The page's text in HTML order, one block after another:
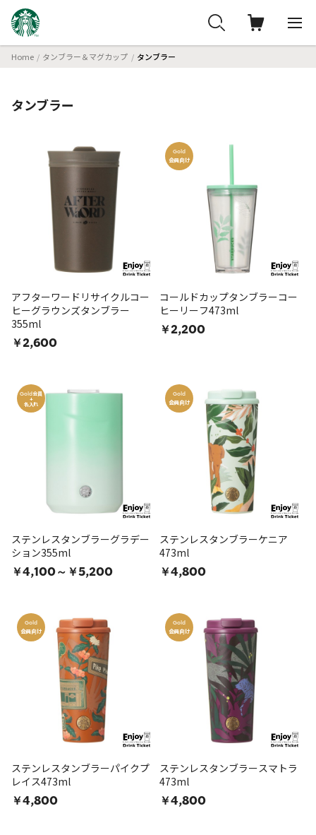
Home タンブラー＆マグカップ タンブラー
タンブラー
アフターワードリサイクルコー
ヒーグラウンズタンブラー
355ml
￥2,600
Gold
会員向け
コールドカップタンブラーコー
ヒーリーフ473ml
￥2,200
Gold会員
+
名入れ
ステンレスタンブラーグラデー
ション355ml
￥4,100～￥5,200
Gold
会員向け
ステンレスタンブラーケニア
473ml
￥4,800
Gold
会員向け
ステンレスタンブラーパイクプ
レイス473ml
￥4,800
Gold
会員向け
ステンレスタンブラースマトラ
473ml
￥4,800